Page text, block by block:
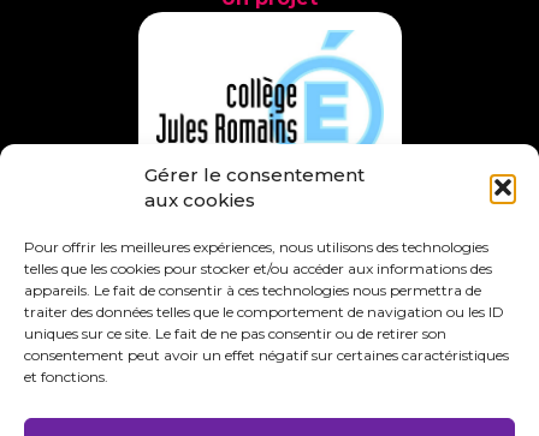
Gérer le consentement
aux cookies
Pour offrir les meilleures expériences, nous utilisons des technologies
telles que les cookies pour stocker et/ou accéder aux informations des
appareils. Le fait de consentir à ces technologies nous permettra de
traiter des données telles que le comportement de navigation ou les ID
uniques sur ce site. Le fait de ne pas consentir ou de retirer son
consentement peut avoir un effet négatif sur certaines caractéristiques
et fonctions.
En partenariat avec